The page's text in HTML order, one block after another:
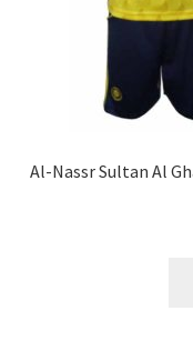
Al-Nassr Sultan Al